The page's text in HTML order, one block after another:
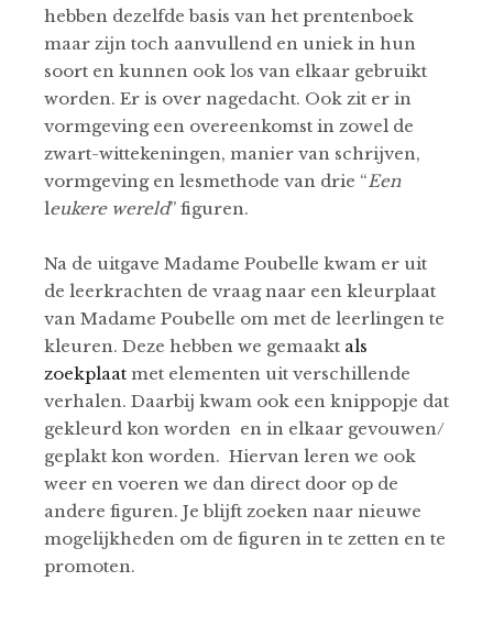
hebben dezelfde basis van het prentenboek
maar zijn toch aanvullend en uniek in hun
soort en kunnen ook los van elkaar gebruikt
worden. Er is over nagedacht. Ook zit er in
vormgeving een overeenkomst in zowel de
zwart-wittekeningen, manier van schrijven,
vormgeving en lesmethode van drie “Een
leukere wereld” figuren.
Na de uitgave Madame Poubelle kwam er uit
de leerkrachten de vraag naar een kleurplaat
van Madame Poubelle om met de leerlingen te
kleuren. Deze hebben we gemaakt als
zoekplaat met elementen uit verschillende
verhalen. Daarbij kwam ook een knippopje dat
gekleurd kon worden en in elkaar gevouwen/
geplakt kon worden. Hiervan leren we ook
weer en voeren we dan direct door op de
andere figuren. Je blijft zoeken naar nieuwe
mogelijkheden om de figuren in te zetten en te
promoten.